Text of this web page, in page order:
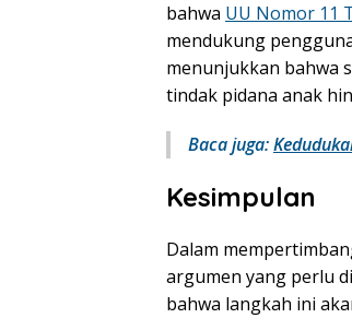
bahwa UU Nomor 11
mendukung
menunjukkan bahwa
tindak pidana anak
Baca juga:
Kesimpulan
Dalam
argumen yang perlu
bahwa langkah ini